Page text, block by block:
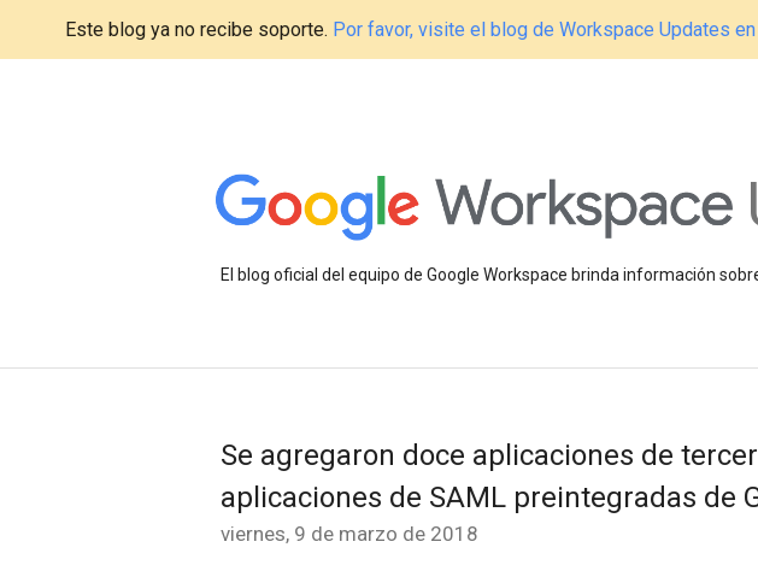
Este blog ya no recibe soporte. Por favor, visite el blog de Workspace Updates
El blog oficial del equipo de Google Workspace brinda información
Se agregaron doce aplicaciones de
aplicaciones de SAML preintegradas de
viernes, 9 de marzo de 2018